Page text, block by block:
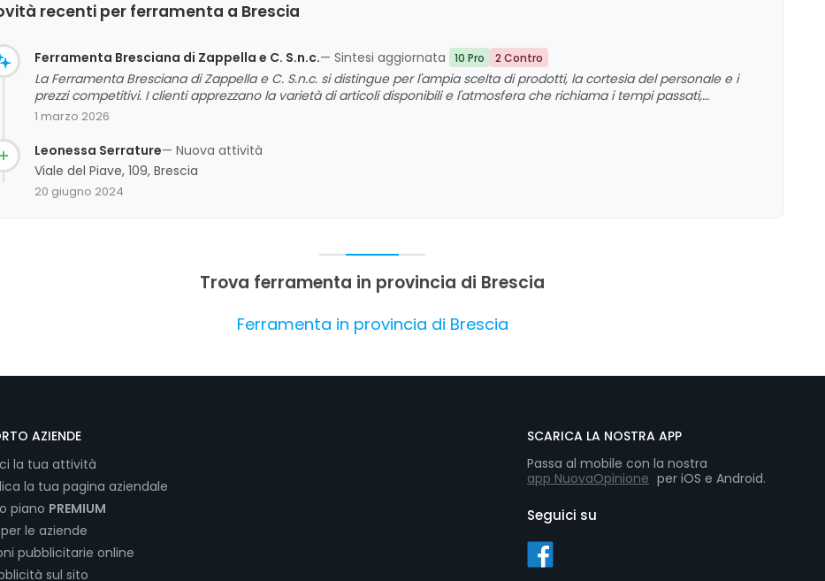
recenti per ferramenta a Brescia
Ferramenta Bresciana di Zappella e C. S.n.c.— Sintesi aggiornata 10 Pro 2 Contro
La Ferramenta Bresciana di Zappella e C. S.n.c. si distingue per l'ampia scelta di prodotti, la cortesia del personale e i
prezzi competitivi. I clienti apprezzano la varietà di articoli disponibili e l'atmosfera che richiama i tempi passati,
mantenendo un servizio affidabile e professionale. L'opinione complessiva è molto positiva, con alcuni suggerimenti di
1 marzo 2026
Leonessa Serrature— Nuova attività
Viale del Piave, 109, Brescia
20 giugno 2024
Trova ferramenta in provincia di Brescia
Ferramenta in provincia di Brescia
AZIENDE
la tua attività
la tua pagina aziendale
piano PREMIUM
le aziende
pubblicitarie online
sul sito
SCARICA LA NOSTRA APP
Passa al mobile con la nostra
app NuovaOpinione per iOS e Android.
Seguici su